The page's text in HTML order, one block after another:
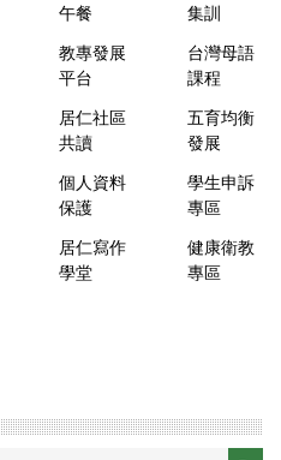
午餐
集訓
教專發展
平台
台灣母語
課程
居仁社區
共讀
五育均衡
發展
個人資料
保護
學生申訴
專區
居仁寫作
學堂
健康衛教
專區